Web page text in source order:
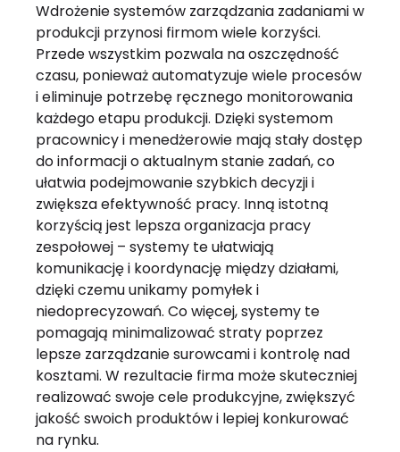
Wdrożenie systemów zarządzania zadaniami w
produkcji przynosi firmom wiele korzyści.
Przede wszystkim pozwala na oszczędność
czasu, ponieważ automatyzuje wiele procesów
i eliminuje potrzebę ręcznego monitorowania
każdego etapu produkcji. Dzięki systemom
pracownicy i menedżerowie mają stały dostęp
do informacji o aktualnym stanie zadań, co
ułatwia podejmowanie szybkich decyzji i
zwiększa efektywność pracy. Inną istotną
korzyścią jest lepsza organizacja pracy
zespołowej – systemy te ułatwiają
komunikację i koordynację między działami,
dzięki czemu unikamy pomyłek i
niedoprecyzowań. Co więcej, systemy te
pomagają minimalizować straty poprzez
lepsze zarządzanie surowcami i kontrolę nad
kosztami. W rezultacie firma może skuteczniej
realizować swoje cele produkcyjne, zwiększyć
jakość swoich produktów i lepiej konkurować
na rynku.